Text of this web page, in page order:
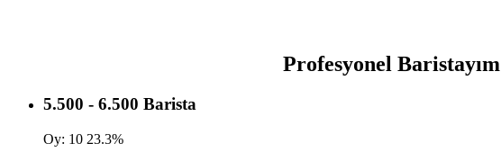
Profesyonel
5.500 - 6.500 Barista
Oy: 10 23.3%